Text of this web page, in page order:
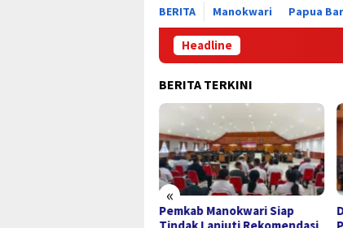
BERITA Manokwari Papua
Headline
BERITA TERKINI
«
Pemkab Manokwari Siap